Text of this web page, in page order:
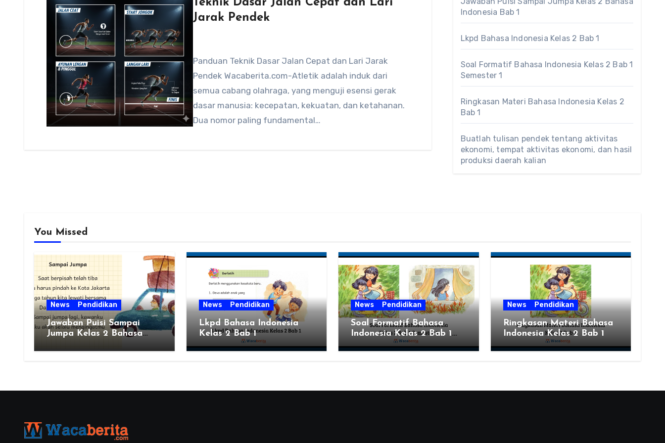
Teknik Dasar Jalan Cepat dan Lari
Jarak Pendek
Panduan Teknik Dasar Jalan Cepat dan Lari Jarak
Pendek Wacaberita.com-Atletik adalah induk dari
semua cabang olahraga, yang menguji esensi gerak
dasar manusia: kecepatan, kekuatan, dan ketahanan.
Dua nomor paling fundamental…
Indonesia Bab 1
Lkpd Bahasa Indonesia Kelas 2 Bab 1
Soal Formatif Bahasa Indonesia Kelas 2 Bab 1
Semester 1
Ringkasan Materi Bahasa Indonesia Kelas 2
Bab 1
Buatlah tulisan pendek tentang aktivitas
ekonomi, tempat aktivitas ekonomi, dan hasil
produksi daerah kalian
You Missed
News Pendidikan
Jawaban Puisi Sampai
Jumpa Kelas 2 Bahasa
News Pendidikan
Lkpd Bahasa Indonesia
Kelas 2 Bab 1
News Pendidikan
Soal Formatif Bahasa
Indonesia Kelas 2 Bab 1
Semester 1
News Pendidikan
Ringkasan Materi Bahasa
Indonesia Kelas 2 Bab 1